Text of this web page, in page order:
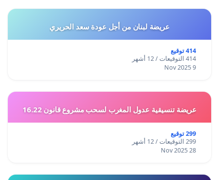
عريضة لبنان من أجل عودة سعد الحريري
414 توقيع
414 التوقيعات / 12 أشهر
9 Nov 2025
عريضة تنسيقية عدول المغرب لسحب مشروع قانون 16.22
299 توقيع
299 التوقيعات / 12 أشهر
28 Nov 2025